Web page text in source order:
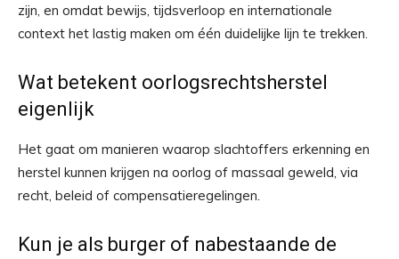
zijn, en omdat bewijs, tijdsverloop en internationale
context het lastig maken om één duidelijke lijn te trekken.
Wat betekent oorlogsrechtsherstel
eigenlijk
Het gaat om manieren waarop slachtoffers erkenning en
herstel kunnen krijgen na oorlog of massaal geweld, via
recht, beleid of compensatieregelingen.
Kun je als burger of nabestaande de